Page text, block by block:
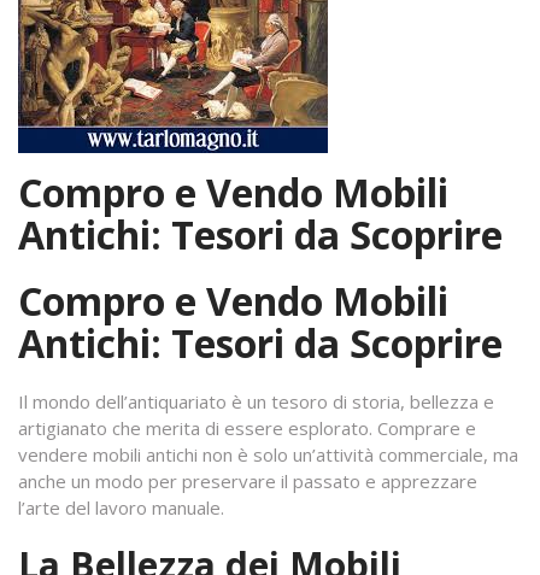
Compro e Vendo Mobili
Antichi: Tesori da Scoprire
Compro e Vendo Mobili
Antichi: Tesori da Scoprire
Il mondo dell’antiquariato è un tesoro di storia, bellezza e
artigianato che merita di essere esplorato. Comprare e
vendere mobili antichi non è solo un’attività commerciale, ma
anche un modo per preservare il passato e apprezzare
l’arte del lavoro manuale.
La Bellezza dei Mobili